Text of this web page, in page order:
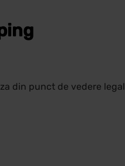
din punct de vedere legal